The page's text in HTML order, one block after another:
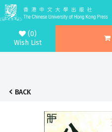
(0)
Wish List
BACK